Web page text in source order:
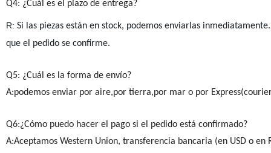
Q4: ¿Cuál es el plazo de entrega?
R: Si las piezas están en stock, podemos enviarlas
que el pedido se confirme.
Q5: ¿Cuál es la forma de envío?
A:podemos enviar por aire,por tierra,por mar o por
Q6:¿Cómo puedo hacer el pago si el pedido está confirmado?
A:Aceptamos Western Union, transferencia bancaria (en USD o en